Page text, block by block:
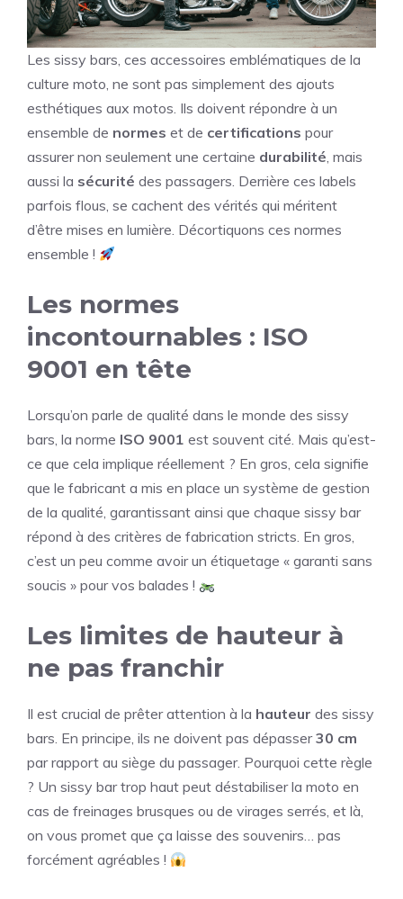
Les sissy bars, ces accessoires emblématiques de la
culture moto, ne sont pas simplement des ajouts
esthétiques aux motos. Ils doivent répondre à un
ensemble de normes et de certifications pour
assurer non seulement une certaine durabilité, mais
aussi la sécurité des passagers. Derrière ces labels
parfois flous, se cachent des vérités qui méritent
d’être mises en lumière. Décortiquons ces normes
ensemble !
Les normes
incontournables : ISO
9001 en tête
Lorsqu’on parle de qualité dans le monde des sissy
bars, la norme ISO 9001 est souvent cité. Mais qu’est-
ce que cela implique réellement ? En gros, cela signifie
que le fabricant a mis en place un système de gestion
de la qualité, garantissant ainsi que chaque sissy bar
répond à des critères de fabrication stricts. En gros,
c’est un peu comme avoir un étiquetage « garanti sans
soucis » pour vos balades !
Les limites de hauteur à
ne pas franchir
Il est crucial de prêter attention à la hauteur des sissy
bars. En principe, ils ne doivent pas dépasser30 cm
par rapport au siège du passager. Pourquoi cette règle
? Un sissy bar trop haut peut déstabiliser la moto en
cas de freinages brusques ou de virages serrés, et là,
on vous promet que ça laisse des souvenirs… pas
forcément agréables !